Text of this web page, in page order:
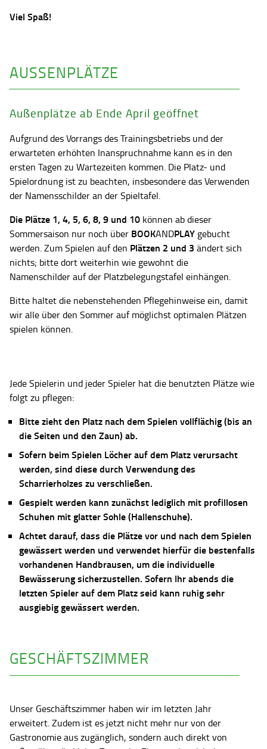
Viel Spaß!
AUSSENPLÄTZE
Außenplätze ab Ende April geöffnet
Aufgrund des Vorrangs des Trainingsbetriebs und der
erwarteten erhöhten Inanspruchnahme kann es in den
ersten Tagen zu Wartezeiten kommen. Die Platz- und
Spielordnung ist zu beachten, insbesondere das Verwenden
der Namensschilder an der Spieltafel.
Die Plätze 1, 4, 5, 6, 8, 9 und 10 können ab dieser
Sommersaison nur noch über BOOKANDPLAY gebucht
werden. Zum Spielen auf den Plätzen 2 und 3 ändert sich
nichts; bitte dort weiterhin wie gewohnt die
Namenschilder auf der Platzbelegungstafel einhängen.
Bitte haltet die nebenstehenden Pflegehinweise ein, damit
wir alle über den Sommer auf möglichst optimalen Plätzen
spielen können.
Jede Spielerin und jeder Spieler hat die benutzten Plätze wie
folgt zu pflegen:
Bitte zieht den Platz nach dem Spielen vollflächig (bis an
die Seiten und den Zaun) ab.
Sofern beim Spielen Löcher auf dem Platz verursacht
werden, sind diese durch Verwendung des
Scharrierholzes zu verschließen.
Gespielt werden kann zunächst lediglich mit profillosen
Schuhen mit glatter Sohle (Hallenschuhe).
Achtet darauf, dass die Plätze vor und nach dem Spielen
gewässert werden und verwendet hierfür die bestenfalls
vorhandenen Handbrausen, um die individuelle
Bewässerung sicherzustellen. Sofern Ihr abends die
letzten Spieler auf dem Platz seid kann ruhig sehr
ausgiebig gewässert werden.
GESCHÄFTSZIMMER
Unser Geschäftszimmer haben wir im letzten Jahr
erweitert. Zudem ist es jetzt nicht mehr nur von der
Gastronomie aus zugänglich, sondern auch direkt von